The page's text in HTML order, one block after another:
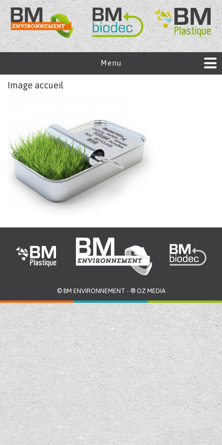
Menu
Image accueil
© BM ENVIRONNEMENT - ® OZ MEDIA